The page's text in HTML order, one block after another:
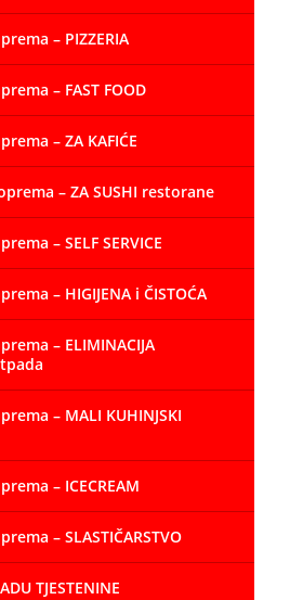
– PIZZERIA
– FAST FOOD
– ZA KAFIĆE
– ZA SUSHI restorane
– SELF SERVICE
– HIGIJENA i ČISTOĆA
– ELIMINACIJA
– MALI KUHINJSKI
– ICECREAM
– SLASTIČARSTVO
TJESTENINE